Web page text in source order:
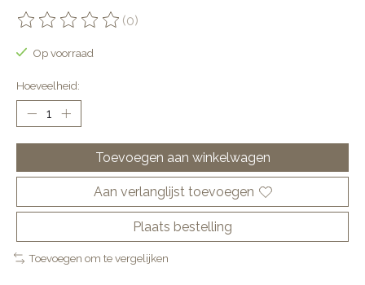
De beoordeling van dit product is
(0)
Op voorraad
Hoeveelheid:
Toevoegen aan winkelwagen
Aan verlanglijst toevoegen
Plaats bestelling
Toevoegen om te vergelijken